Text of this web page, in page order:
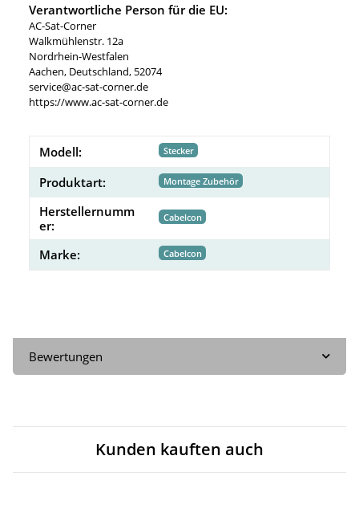
Verantwortliche Person für die EU:
AC-Sat-Corner
Walkmühlenstr. 12a
Nordrhein-Westfalen
Aachen, Deutschland, 52074
service@ac-sat-corner.de
https://www.ac-sat-corner.de
Modell: Stecker
Produktart: Montage Zubehör
Herstellernumm
er:
Cabelcon
Marke: Cabelcon
Bewertungen
Kunden kauften auch